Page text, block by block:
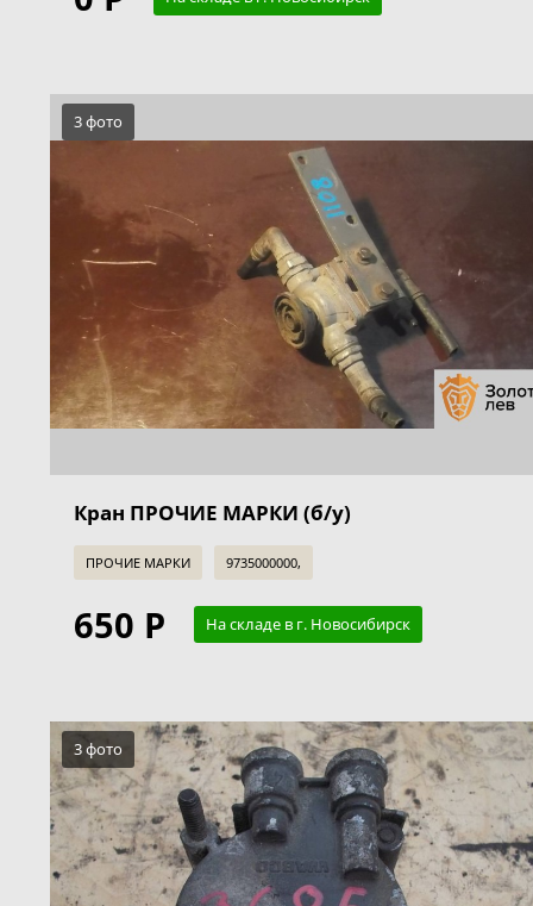
3 фото
Кран ПРОЧИЕ МАРКИ (б/у)
ПРОЧИЕ МАРКИ 9735000000,
650 Р На складе в г. Новосибирск
3 фото